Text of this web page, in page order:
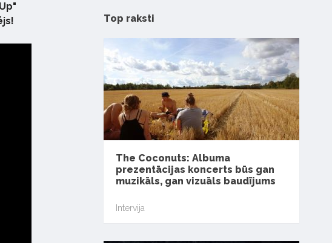
Top raksti
The Coconuts: Albuma
prezentācijas koncerts būs gan
muzikāls, gan vizuāls baudījums
Intervija